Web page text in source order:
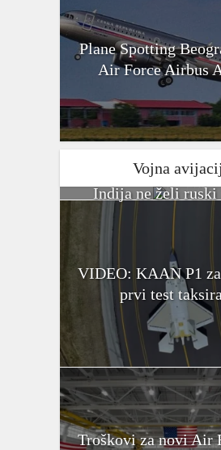
Plane Spotting
Air Force Airbus
Vojna
Indija ne želi ruski
VIDEO: KAAN P1
prvi test
Troškovi za novi Air